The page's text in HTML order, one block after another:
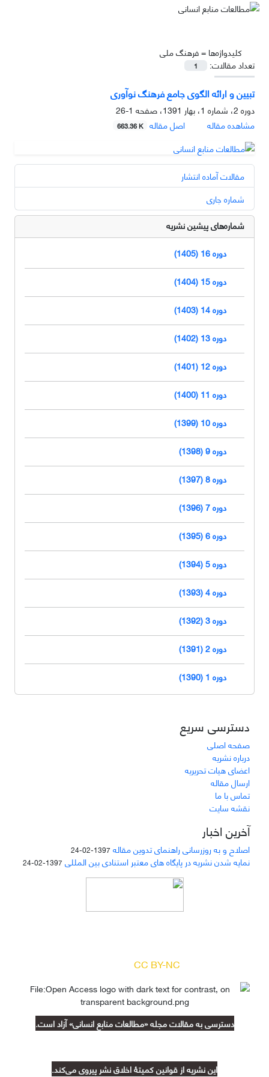
کلیدواژه‌ها =فرهنگ ملی
تعداد مقالات:
1
تبیین و ارائه الگوی جامع فرهنگ نوآوری
دوره 2، شماره 1، بهار 1391، صفحه
1-26
مشاهده مقاله
اصل مقاله 663.36 K
مقالات آماده انتشار
شماره جاری
شماره‌های پیشین نشریه
دوره 16 (1405)
دوره 15 (1404)
دوره 14 (1403)
دوره 13 (1402)
دوره 12 (1401)
دوره 11 (1400)
دوره 10 (1399)
دوره 9 (1398)
دوره 8 (1397)
دوره 7 (1396)
دوره 6 (1395)
دوره 5 (1394)
دوره 4 (1393)
دوره 3 (1392)
دوره 2 (1391)
دوره 1 (1390)
دسترسی سریع
صفحه اصلی
درباره نشریه
اعضای هیات تحریریه
ارسال مقاله
تماس با ما
نقشه سایت
آخرین اخبار
اصلاح و به روزرسانی راهنمای تدوین مقاله 1397-02-24
نمایه شدن نشریه در پایگاه های معتبر استنادی بین المللی 1397-02-24
CC BY-NC
دسترسی به مقالات مجله «مطالعات منابع انسانی» آزاد است.
این نشریه از قوانین کمیتۀ اخلاق نشر پیروی می‌کند.